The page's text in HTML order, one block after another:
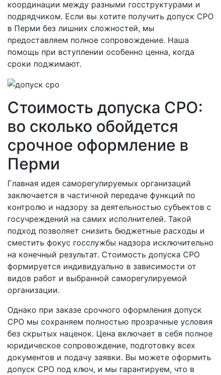
координации между разными госструктурами и
подрядчиком. Если вы хотите получить допуск СРО
в Перми без лишних сложностей, мы
предоставляем полное сопровождение. Наша
помощь при вступлении особенно ценна, когда
сроки поджимают.
Стоимость допуска СРО:
во сколько обойдется
срочное оформление в
Перми
Главная идея саморегулируемых организаций
заключается в частичной передаче функций по
контролю и надзору за деятельностью субъектов с
госучреждений на самих исполнителей. Такой
подход позволяет снизить бюджетные расходы и
сместить фокус госслужбы надзора исключительно
на конечный результат. Стоимость допуска СРО
формируется индивидуально в зависимости от
видов работ и выбранной саморегулируемой
организации.
Однако при заказе срочного оформления допуск
СРО мы сохраняем полностью прозрачные условия
без скрытых наценок. Цена включает в себя полное
юридическое сопровождение, подготовку всех
документов и подачу заявки. Вы можете оформить
допуск СРО под ключ, и мы гарантируем, что в